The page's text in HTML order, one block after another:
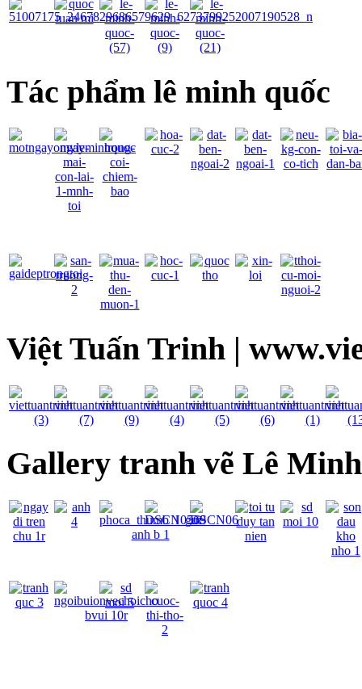
Tác phẩm lê minh quốc
Việt Tuấn Trinh |
Gallery tranh vẽ Lê